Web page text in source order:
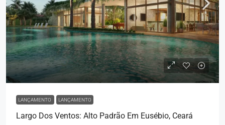
LANÇAMENTO LANÇAMENTO
Largo Dos Ventos: Alto Padrão Em Eusébio, Ceará